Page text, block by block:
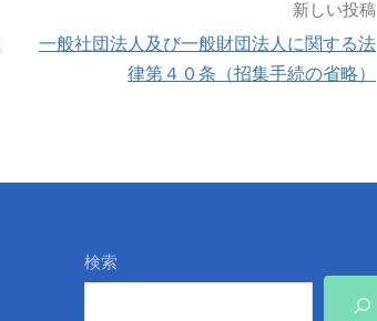
新しい投稿
一般社団法人及び一般財団法人に関する法
律第４０条（招集手続の省略）
検索